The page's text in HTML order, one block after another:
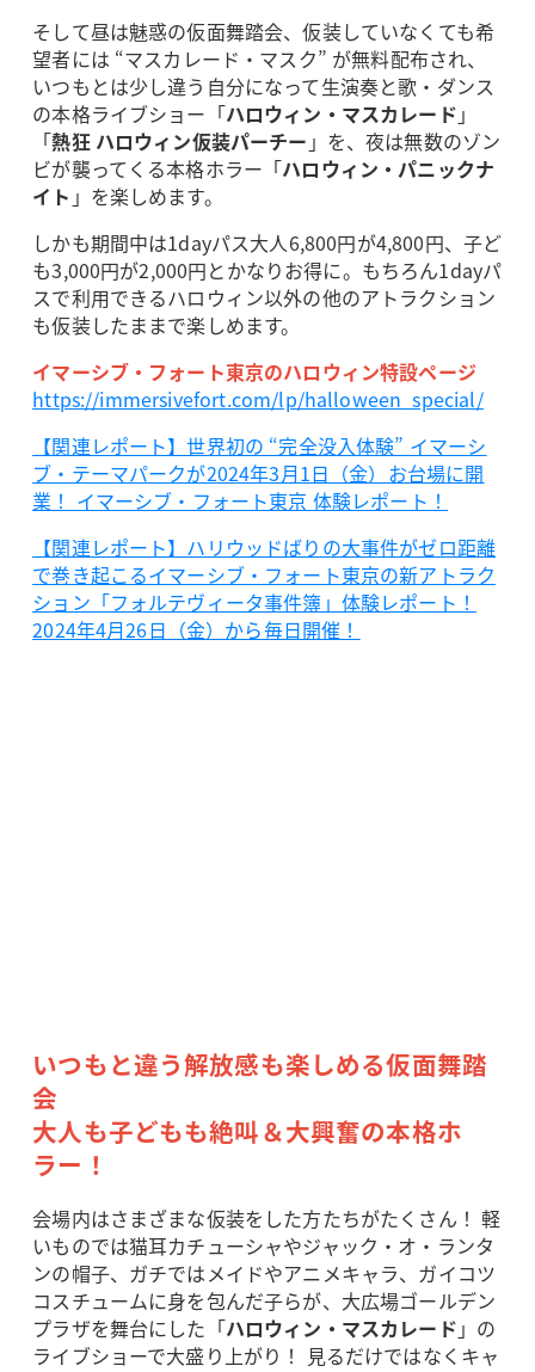
そして昼は魅惑の仮面舞踏会、仮装していなくても希
望者には “マスカレード・マスク” が無料配布され、
いつもとは少し違う自分になって生演奏と歌・ダンス
の本格ライブショー「ハロウィン・マスカレード 」
「熱狂 ハロウィン仮装パーチー 」を、夜は無数のゾン
ビが襲ってくる本格ホラー「ハロウィン・パニックナ
イト 」を楽しめます。
しかも期間中は1dayパス大人6,800円が4,800円、子ど
も3,000円が2,000円とかなりお得に。もちろん1dayパ
スで利用できるハロウィン以外の他のアトラクション
も仮装したままで楽しめます。
イマーシブ・フォート東京のハロウィン特設ページ
https://immersivefort.com/lp/halloween_special/
【関連レポート】世界初の “完全没入体験” イマーシ
ブ・テーマパークが2024年3月1日（金）お台場に開
業！ イマーシブ・フォート東京 体験レポート！
【関連レポート】ハリウッドばりの大事件がゼロ距離
で巻き起こるイマーシブ・フォート東京の新アトラク
ション「フォルテヴィータ事件簿」体験レポート！
2024年4月26日（金）から毎日開催！
いつもと違う解放感も楽しめる仮面舞踏
会
大人も子どもも絶叫＆大興奮の本格ホ
ラー！
会場内はさまざまな仮装をした方たちがたくさん！ 軽
いものでは猫耳カチューシャやジャック・オ・ランタ
ンの帽子、ガチではメイドやアニメキャラ、ガイコツ
コスチュームに身を包んだ子らが、大広場ゴールデン
プラザを舞台にした「ハロウィン・マスカレード 」の
ライブショーで大盛り上がり！ 見るだけではなくキャ